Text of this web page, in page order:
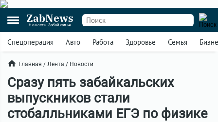
ZabNews
Новости Забайкалья
Спецоперация Авто Работа Здоровье Семья
Главная / Лента / Новости
Сразу пять забайкальских
выпускников стали
стобалльниками ЕГЭ по физике